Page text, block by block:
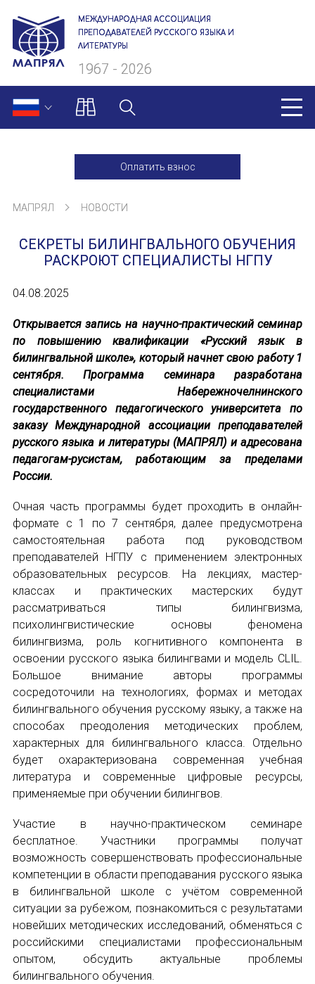
МЕЖДУНАРОДНАЯ АССОЦИАЦИЯ
ПРЕПОДАВАТЕЛЕЙ РУССКОГО ЯЗЫКА И
ЛИТЕРАТУРЫ
1967 - 2026
Оплатить взнос
О нас
Президиум
Ревизионная комиссия
Устав МАПРЯЛ
Вступить в МАПРЯЛ
История МАПРЯЛ
Медаль А. С. Пушкина
МЕРОПРИЯТИЯ
Мероприятия МАПРЯЛ на 2026 год
50 лет МАПРЯЛ
Архив мероприятий
НОВОСТИ
КОНГРЕССЫ
XIII КОНГРЕСС МАПРЯЛ
XIV КОНГРЕСС МАПРЯЛ
XV КОНГРЕСС МАПРЯЛ
XVI КОНГРЕСС МАПРЯЛ
РУССКИЙ ЯЗЫК В МИРЕ
ПРОЕКТЫ
Научно-практические семинары по
Международная конференция по РКИ в
Международный форум TERRA RUSISTICA
МАПРЯЛ НОВОСТИ
СЕКРЕТЫ БИЛИНГВАЛЬНОГО ОБУЧЕНИЯ
РАСКРОЮТ СПЕЦИАЛИСТЫ НГПУ
04.08.2025
Открывается запись на научно-практический семинар
по повышению квалификации «Русский язык в
билингвальной школе», который начнет свою работу 1
сентября. Программа семинара разработана
специалистами Набережночелнинского
государственного педагогического университета по
заказу Международной ассоциации преподавателей
русского языка и литературы (МАПРЯЛ) и адресована
педагогам-русистам, работающим за пределами
России.
Очная часть программы будет проходить в онлайн-
формате с 1 по 7 сентября, далее предусмотрена
самостоятельная работа под руководством
преподавателей НГПУ с применением электронных
образовательных ресурсов. На лекциях, мастер-
классах и практических мастерских будут
рассматриваться типы билингвизма,
психолингвистические основы феномена
билингвизма, роль когнитивного компонента в
освоении русского языка билингвами и модель CLIL.
Большое внимание авторы программы
сосредоточили на технологиях, формах и методах
билингвального обучения русскому языку, а также на
способах преодоления методических проблем,
характерных для билингвального класса. Отдельно
будет охарактеризована современная учебная
литература и современные цифровые ресурсы,
применяемые при обучении билингвов.
Участие в научно-практическом семинаре
бесплатное. Участники программы получат
возможность совершенствовать профессиональные
компетенции в области преподавания русского языка
в билингвальной школе с учётом современной
ситуации за рубежом, познакомиться с результатами
новейших методических исследований, обменяться с
российскими специалистами профессиональным
опытом, обсудить актуальные проблемы
билингвального обучения.
E-MAIL
СООБЩЕНИЕ
E-MAIL